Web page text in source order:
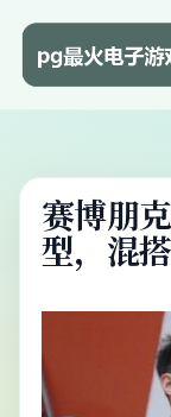
赛博朋
型，混